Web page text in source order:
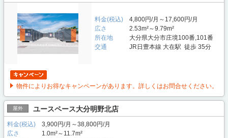
料金(税込)
4,800円/月～17,600円/月
広さ
2.53m²～9.79m²
所在地
大分県大分市庄境100番,101番
交通
JR日豊本線 大在駅 徒歩 35分
物件によりお得なキャンペーンがあります。詳しくはお問合せください。
屋外 ユースペース大分明野北店
料金(税込)
3,900円/月～38,800円/月
広さ
1.0m²～11.7m²